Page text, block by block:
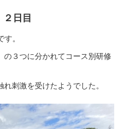
２日目
。
の３つに分かれてコース別研修
刺激を受けたようでした。